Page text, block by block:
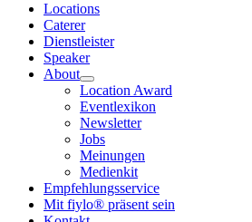
Locations
Caterer
Dienstleister
Speaker
About
Location Award
Eventlexikon
Newsletter
Jobs
Meinungen
Medienkit
Empfehlungsservice
Mit fiylo® präsent sein